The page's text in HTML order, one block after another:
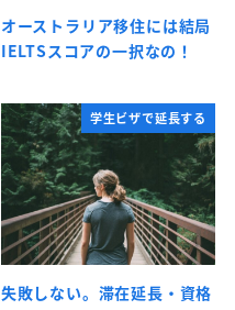
オーストラリア移住には結局
IELTSスコアの一択なの！
学生ビザで延長する
失敗しない。滞在延長・資格